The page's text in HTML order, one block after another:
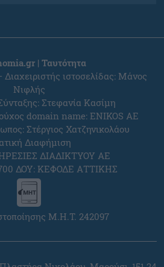
| Ταυτότητα
Διαχειριστής ιστοσελίδας: Μάνος
Νιφλής
Στεφανία Κασίμη
domain name: ENIKOS AE
Στέργιος Χατζηνικολάου
Διαφήμιση
ΔΙΑΔΙΚΤΥΟΥ ΑΕ
ΔΟΥ: ΚΕΦΟΔΕ ΑΤΤΙΚΗΣ
Μ.Η.Τ. 242097